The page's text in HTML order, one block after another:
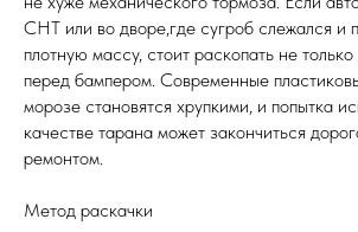
СНТ или во дворе,где сугроб слежался и
плотную массу, стоит раскопать не
перед бампером. Современные
морозе становятся хрупкими, и попытка
качестве тарана может закончиться
ремонтом.
Метод раскачки